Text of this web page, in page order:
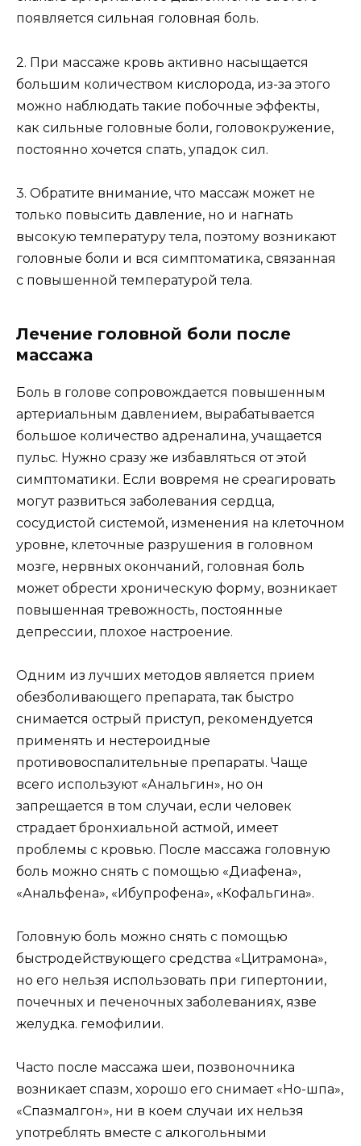
появляется сильная головная боль.
2. При массаже кровь активно насыщается
большим количеством кислорода, из-за этого
можно наблюдать такие побочные эффекты,
как сильные головные боли, головокружение,
постоянно хочется спать, упадок сил.
3. Обратите внимание, что массаж может не
только повысить давление, но и нагнать
высокую температуру тела, поэтому возникают
головные боли и вся симптоматика, связанная
с повышенной температурой тела.
Лечение головной боли после
массажа
Боль в голове сопровождается повышенным
артериальным давлением, вырабатывается
большое количество адреналина, учащается
пульс. Нужно сразу же избавляться от этой
симптоматики. Если вовремя не среагировать
могут развиться заболевания сердца,
сосудистой системой, изменения на клеточном
уровне, клеточные разрушения в головном
мозге, нервных окончаний, головная боль
может обрести хроническую форму, возникает
повышенная тревожность, постоянные
депрессии, плохое настроение.
Одним из лучших методов является прием
обезболивающего препарата, так быстро
снимается острый приступ, рекомендуется
применять и нестероидные
противовоспалительные препараты. Чаще
всего используют «Анальгин», но он
запрещается в том случаи, если человек
страдает бронхиальной астмой, имеет
проблемы с кровью. После массажа головную
боль можно снять с помощью «Диафена»,
«Анальфена», «Ибупрофена», «Кофальгина».
Головную боль можно снять с помощью
быстродействующего средства «Цитрамона»,
но его нельзя использовать при гипертонии,
почечных и печеночных заболеваниях, язве
желудка. гемофилии.
Часто после массажа шеи, позвоночника
возникает спазм, хорошо его снимает «Но-шпа»,
«Спазмалгон», ни в коем случаи их нельзя
употреблять вместе с алкогольными